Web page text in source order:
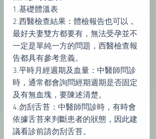
1.基礎體溫表
2.西醫檢查結果：體檢報告也可以，
最好夫妻雙方都要有，無法受孕並不
一定是單純一方的問題，西醫檢查報
告都具有參考意義。
3.平時月經週期及血量：中醫師問診
時，通常都會詢問經期週期是否固定
及有無血塊，要陳述清楚。
4.勿刮舌苔：中醫師問診時，有時會
依據舌苔來判斷患者的狀態，因此建
議看診前請勿刮舌苔。